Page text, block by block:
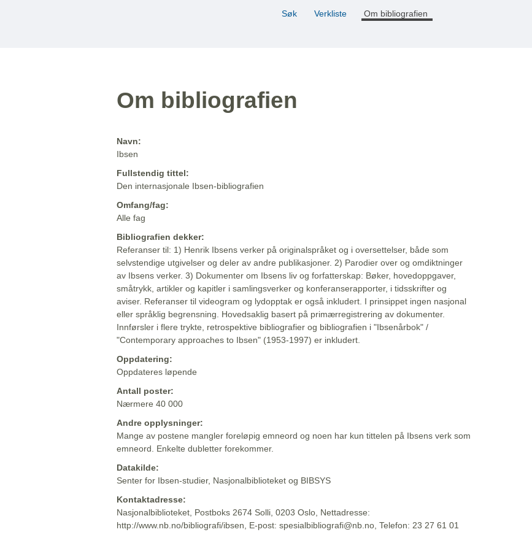
Søk Verkliste Om bibliografien
Om bibliografien
Navn:
Ibsen
Fullstendig tittel:
Den internasjonale Ibsen-bibliografien
Omfang/fag:
Alle fag
Bibliografien dekker:
Referanser til: 1) Henrik Ibsens verker på originalspråket og i oversettelser, både som
selvstendige utgivelser og deler av andre publikasjoner. 2) Parodier over og omdiktninger
av Ibsens verker. 3) Dokumenter om Ibsens liv og forfatterskap: Bøker, hovedoppgaver,
småtrykk, artikler og kapitler i samlingsverker og konferanserapporter, i tidsskrifter og
aviser. Referanser til videogram og lydopptak er også inkludert. I prinsippet ingen nasjonal
eller språklig begrensning. Hovedsaklig basert på primærregistrering av dokumenter.
Innførsler i flere trykte, retrospektive bibliografier og bibliografien i "Ibsenårbok" /
"Contemporary approaches to Ibsen" (1953-1997) er inkludert.
Oppdatering:
Oppdateres løpende
Antall poster:
Nærmere 40 000
Andre opplysninger:
Mange av postene mangler foreløpig emneord og noen har kun tittelen på Ibsens verk som
emneord. Enkelte dubletter forekommer.
Datakilde:
Senter for Ibsen-studier, Nasjonalbiblioteket og BIBSYS
Kontaktadresse:
Nasjonalbiblioteket, Postboks 2674 Solli, 0203 Oslo, Nettadresse:
http://www.nb.no/bibliografi/ibsen, E-post: spesialbibliografi@nb.no, Telefon: 23 27 61 01